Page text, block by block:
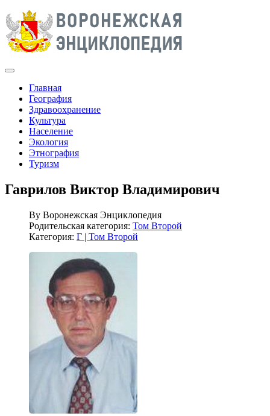
Главная
География
Здравоохранение
Культура
Население
Экология
Этнография
Туризм
Гаврилов Виктор Владимирович
By Воронежская Энциклопедия
Родительская категория: Том Второй
Категория: Г | Том Второй